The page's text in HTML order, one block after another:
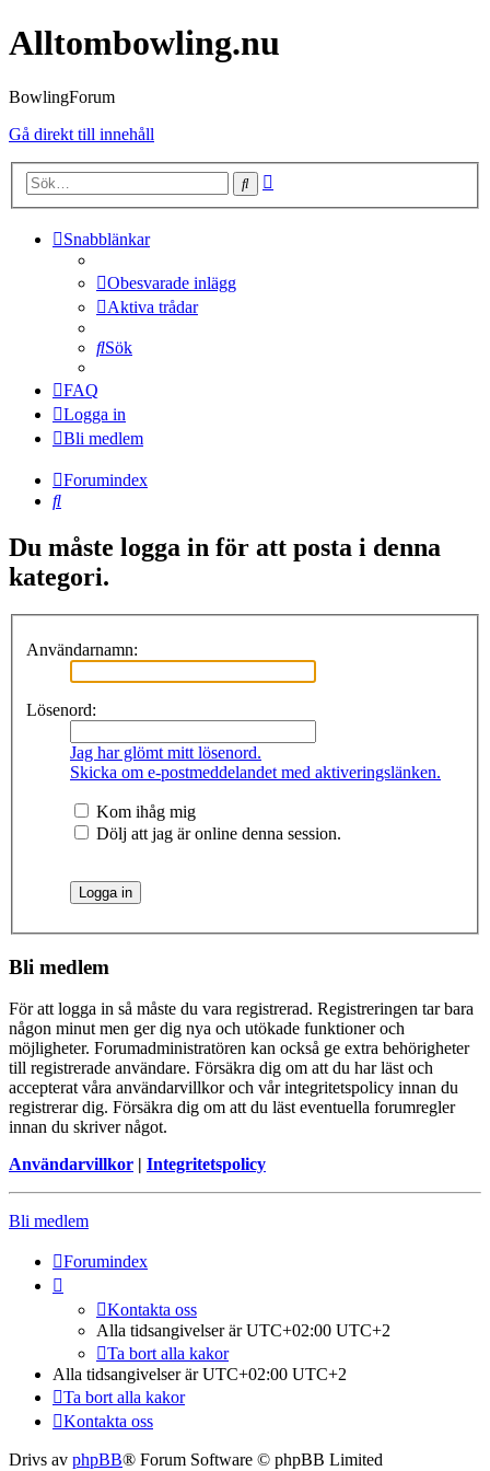
Alltombowling.nu
BowlingForum
Gå direkt till innehåll
Sök
Snabblänkar
Obesvarade inlägg
Aktiva trådar
Sök
FAQ
Logga in
Bli medlem
Forumindex
Sök
Du måste logga in för att posta i denna
kategori.
Användarnamn:
Lösenord:
Jag har glömt mitt lösenord.
Skicka om e-postmeddelandet med aktiveringslänken.
Kom ihåg mig
Dölj att jag är online denna session.
Bli medlem
För att logga in så måste du vara registrerad. Registreringen tar bara
någon minut men ger dig nya och utökade funktioner och
möjligheter. Forumadministratören kan också ge extra behörigheter
till registrerade användare. Försäkra dig om att du har läst och
accepterat våra användarvillkor och vår integritetspolicy innan du
registrerar dig. Försäkra dig om att du läst eventuella forumregler
innan du skriver något.
Användarvillkor | Integritetspolicy
Bli medlem
Forumindex
Kontakta oss
Alla tidsangivelser är UTC+02:00 UTC+2
Ta bort alla kakor
Alla tidsangivelser är UTC+02:00 UTC+2
Ta bort alla kakor
Kontakta oss
Drivs av phpBB® Forum Software © phpBB Limited